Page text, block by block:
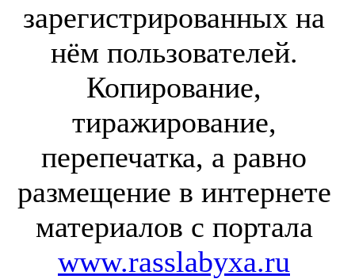
зарегистрированных на
нём пользователей.
Копирование,
тиражирование,
перепечатка, а равно
размещение в интернете
материалов с портала
www.rasslabyxa.ru